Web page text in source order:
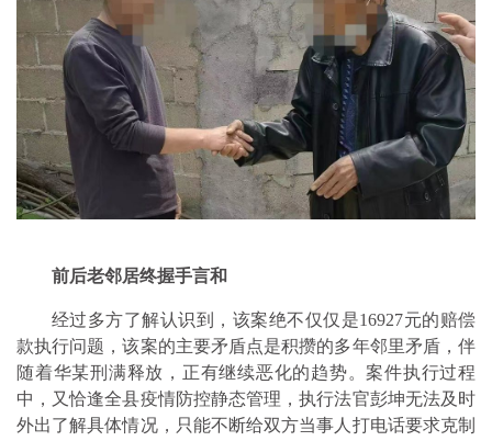
前后老邻居终握手言和
经过多方了解认识到，该案绝不仅仅是16927元的赔偿
款执行问题，该案的主要矛盾点是积攒的多年邻里矛盾，伴
随着华某刑满释放，正有继续恶化的趋势。案件执行过程
中，又恰逢全县疫情防控静态管理，执行法官彭坤无法及时
外出了解具体情况，只能不断给双方当事人打电话要求克制